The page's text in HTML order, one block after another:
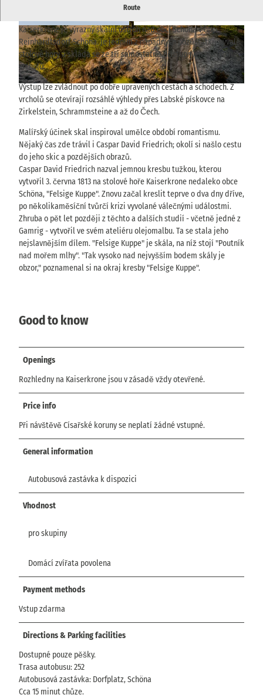
© Britta Prema Hirschburger | CC-BY-SA
© TVSSW, Hans Fineart |CC-BY-NC-ND © viawww.saechsische-schweiz.de, Kupferstich
-Kabinett, Staatliche Kunstsammlungen Dresde
n, Foto: Herbert Boswank |CC-BY-ND
Route
Drsná stolová hora v Schöně - místo inspirace Caspara Davida
Kaiserkrone je výrazný skalní ostroh nad obcí Schöna v obci
Reinhardtsdorf-Schöna. Je jedním z nápadných pozůstatků bývalé
stolové hory a skládá se ze tří samostatně přístupných skalních
vrcholů.
Výstup lze zvládnout po dobře upravených cestách a schodech. Z
vrcholů se otevírají rozsáhlé výhledy přes Labské pískovce na
Zirkelstein, Schrammsteine a až do Čech.
Malířský účinek skal inspiroval umělce období romantismu.
Nějaký čas zde trávil i Caspar David Friedrich; okolí si našlo cestu
do jeho skic a pozdějších obrazů.
Caspar David Friedrich nazval jemnou kresbu tužkou, kterou
vytvořil 3. června 1813 na stolové hoře Kaiserkrone nedaleko obce
Schöna, "Felsige Kuppe". Znovu začal kreslit teprve o dva dny dříve,
po několikaměsíční tvůrčí krizi vyvolané válečnými událostmi.
Zhruba o pět let později z těchto a dalších studií - včetně jedné z
Gamrig - vytvořil ve svém ateliéru olejomalbu. Ta se stala jeho
nejslavnějším dílem. "Felsige Kuppe" je skála, na níž stojí "Poutník
nad mořem mlhy". "Tak vysoko nad nejvyšším bodem skály je
obzor," poznamenal si na okraj kresby "Felsige Kuppe".
Good to know
Openings
Rozhledny na Kaiserkrone jsou v zásadě vždy otevřené.
Price info
Při návštěvě Císařské koruny se neplatí žádné vstupné.
General information
Autobusová zastávka k dispozici
Vhodnost
pro skupiny
Domácí zvířata povolena
Payment methods
Vstup zdarma
Directions & Parking facilities
Dostupné pouze pěšky.
Trasa autobusu: 252
Autobusová zastávka: Dorfplatz, Schöna
Cca 15 minut chůze.